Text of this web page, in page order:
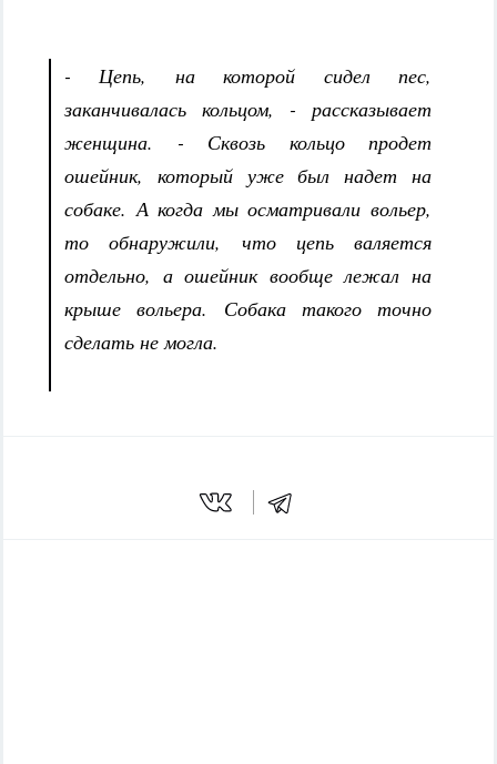
- Цепь, на которой сидел пес,
заканчивалась кольцом, - рассказывает
женщина. - Сквозь кольцо продет
ошейник, который уже был надет на
собаке. А когда мы осматривали вольер,
то обнаружили, что цепь валяется
отдельно, а ошейник вообще лежал на
крыше вольера. Собака такого точно
сделать не могла.